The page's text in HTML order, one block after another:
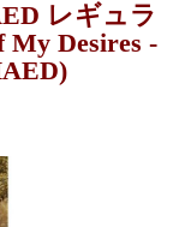
レギュラ
My Desires -